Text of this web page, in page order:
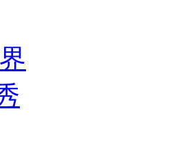
植树
炮节热闹非凡